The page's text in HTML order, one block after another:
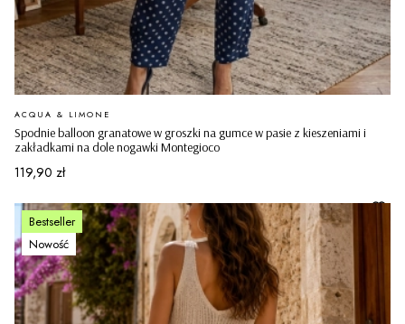
Spodnie balloon granatowe w groszki na gumce w pasie z kieszeniami i
zakładkami na dole nogawki Montegioco
PRODUCENT
ACQUA & LIMONE
Cena
119,90 zł
Bestseller
Nowość